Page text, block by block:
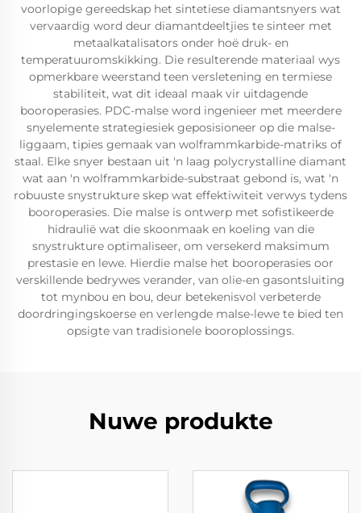
voorlopige gereedskap het sintetiese diamantsnyers wat
vervaardig word deur diamantdeeltjies te sinteer met
metaalkatalisators onder hoë druk- en
temperatuuromskikking. Die resulterende materiaal wys
opmerkbare weerstand teen versletening en termiese
stabiliteit, wat dit ideaal maak vir uitdagende
booroperasies. PDC-malse word ingenieer met meerdere
snyelemente strategiesiek geposisioneer op die malse-
liggaam, tipies gemaak van wolframmkarbide-matriks of
staal. Elke snyer bestaan uit 'n laag polycrystalline diamant
wat aan 'n wolframmkarbide-substraat gebond is, wat 'n
robuuste snystrukture skep wat effektiwiteit verwys tydens
booroperasies. Die malse is ontwerp met sofistikeerde
hidraulië wat die skoonmaak en koeling van die
snystrukture optimaliseer, om versekerd maksimum
prestasie en lewe. Hierdie malse het booroperasies oor
verskillende bedrywes verander, van olie-en gasontsluiting
tot mynbou en bou, deur betekenisvol verbeterde
doordringingskoerse en verlengde malse-lewe te bied ten
opsigte van tradisionele booroplossings.
Nuwe produkte